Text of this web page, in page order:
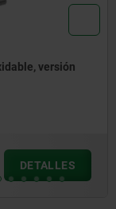
con
DETALLES